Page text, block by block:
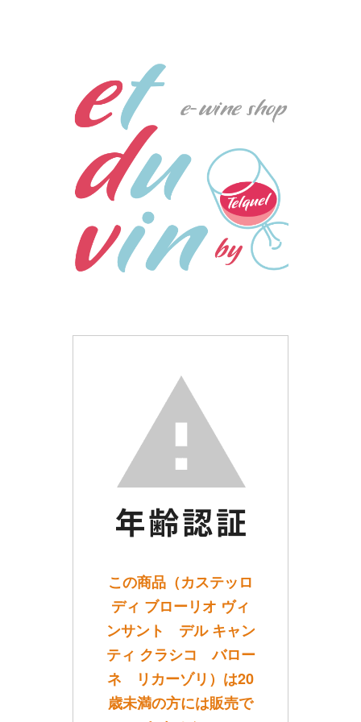
この商品（カステッロ
ディ ブローリオ ヴィ
ンサント デル キャン
ティ クラシコ バロー
ネ リカーゾリ）は20
歳未満の方には販売で